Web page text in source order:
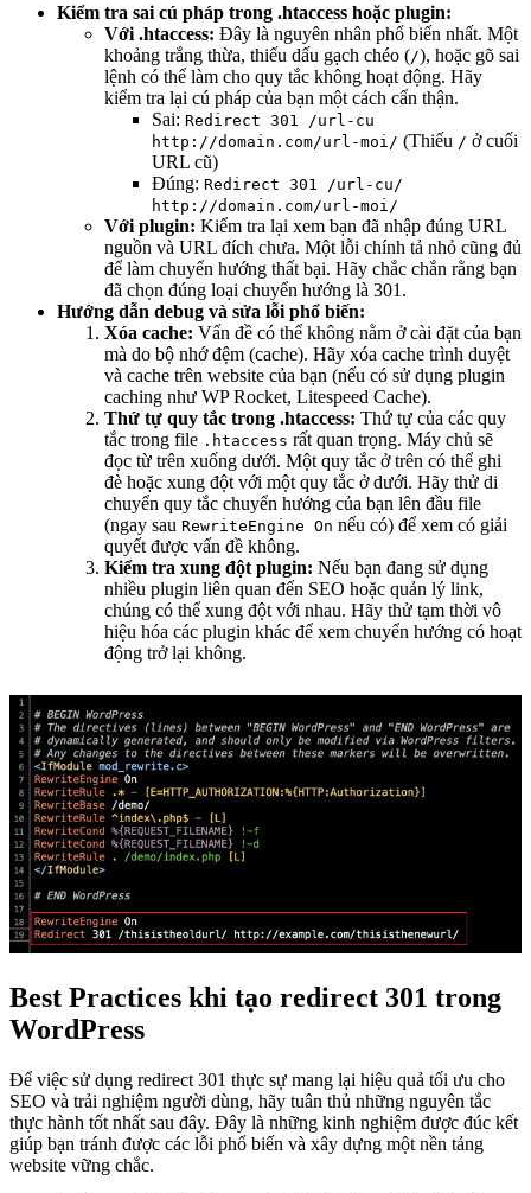
Kiểm tra sai cú pháp trong .htaccess hoặc plugin:
Với .htaccess: Đây là nguyên nhân phổ biến nhất. Một
khoảng trắng thừa, thiếu dấu gạch chéo (/), hoặc gõ sai
lệnh có thể làm cho quy tắc không hoạt động. Hãy
kiểm tra lại cú pháp của bạn một cách cẩn thận.
Sai: Redirect 301 /url-cu
http://domain.com/url-moi/ (Thiếu / ở cuối
URL cũ)
Đúng: Redirect 301 /url-cu/
http://domain.com/url-moi/
Với plugin: Kiểm tra lại xem bạn đã nhập đúng URL
nguồn và URL đích chưa. Một lỗi chính tả nhỏ cũng đủ
để làm chuyển hướng thất bại. Hãy chắc chắn rằng bạn
đã chọn đúng loại chuyển hướng là 301.
Hướng dẫn debug và sửa lỗi phổ biến:
Xóa cache: Vấn đề có thể không nằm ở cài đặt của bạn
mà do bộ nhớ đệm (cache). Hãy xóa cache trình duyệt
và cache trên website của bạn (nếu có sử dụng plugin
caching như WP Rocket, Litespeed Cache).
Thứ tự quy tắc trong .htaccess: Thứ tự của các quy
tắc trong file .htaccess rất quan trọng. Máy chủ sẽ
đọc từ trên xuống dưới. Một quy tắc ở trên có thể ghi
đè hoặc xung đột với một quy tắc ở dưới. Hãy thử di
chuyển quy tắc chuyển hướng của bạn lên đầu file
(ngay sau RewriteEngine On nếu có) để xem có giải
quyết được vấn đề không.
Kiểm tra xung đột plugin: Nếu bạn đang sử dụng
nhiều plugin liên quan đến SEO hoặc quản lý link,
chúng có thể xung đột với nhau. Hãy thử tạm thời vô
hiệu hóa các plugin khác để xem chuyển hướng có hoạt
động trở lại không.
Best Practices khi tạo redirect 301 trong
WordPress
Để việc sử dụng redirect 301 thực sự mang lại hiệu quả tối ưu cho
SEO và trải nghiệm người dùng, hãy tuân thủ những nguyên tắc
thực hành tốt nhất sau đây. Đây là những kinh nghiệm được đúc kết
giúp bạn tránh được các lỗi phổ biến và xây dựng một nền tảng
website vững chắc.